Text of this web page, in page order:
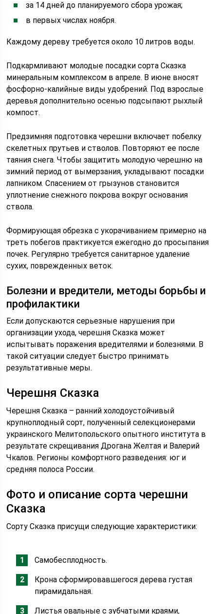
за 14 дней до планируемого сбора урожая;
в первых числах ноября.
Каждому дереву требуется около 10 литров воды.
Подкармливают молодые посадки сорта Сказка
минеральным комплексом в апреле. В июне вносят
фосфорно-калийные виды удобрений. Под взрослые
деревья дополнительно осенью подсыпают рыхлый
компост.
Предзимняя подготовка черешни включает побелку
скелетных прутьев и стволов. Повторяют ее после
таяния снега. Чтобы защитить молодую черешню на
зимний период от вымерзания, укладывают посадки
лапником. Спасением от грызунов становится
уплотнение снежного покрова вокруг основания
ствола.
Формирующая обрезка с укорачиванием примерно на
треть побегов практикуется ежегодно до просыпания
почек. Регулярно требуется санитарное удаление
сухих, поврежденных веток.
Болезни и вредители, методы борьбы и
профилактики
Если допускаются серьезные нарушения при
организации ухода, черешня Сказка может
испытывать поражения вредителями и болезнями. В
такой ситуации следует быстро принимать
результативные меры.
Черешня Сказка
Черешня Сказка – ранний холодоустойчивый
крупноплодный сорт, полученный селекционерами
украинского Мелитопольского опытного института в
результате скрещивания Дрогана Желтая и Валерий
Чкалов. Регионы комфортного разведения: юг и
средняя полоса России.
Фото и описание сорта черешни
Сказка
Сорту Сказка присущи следующие характеристики:
Самобесплодность.
Крона сформировавшегося дерева густая
пирамидальная.
Листья овальные с зубчатыми краями,